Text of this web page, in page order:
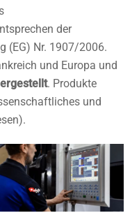
der
(EG) Nr. 1907/2006.
und Europa und
. Produkte
und